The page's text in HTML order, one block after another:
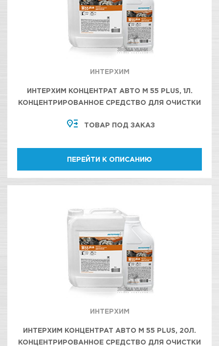
ИНТЕРХИМ
ИНТЕРХИМ КОНЦЕНТРАТ АВТО М 55 PLUS, 1Л.
КОНЦЕНТРИРОВАННОЕ СРЕДСТВО ДЛЯ ОЧИСТКИ
ДВИГАТЕЛЯ
ТОВАР ПОД ЗАКАЗ
ПЕРЕЙТИ К ОПИСАНИЮ
ИНТЕРХИМ
ИНТЕРХИМ КОНЦЕНТРАТ АВТО М 55 PLUS, 20Л.
КОНЦЕНТРИРОВАННОЕ СРЕДСТВО ДЛЯ ОЧИСТКИ